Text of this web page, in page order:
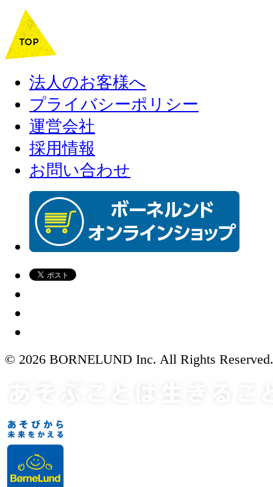
法人のお客様へ
プライバシーポリシー
運営会社
採用情報
お問い合わせ
© 2026 BORNELUND Inc. All Rights Reserved.